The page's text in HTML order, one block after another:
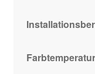
Farbtemperatur